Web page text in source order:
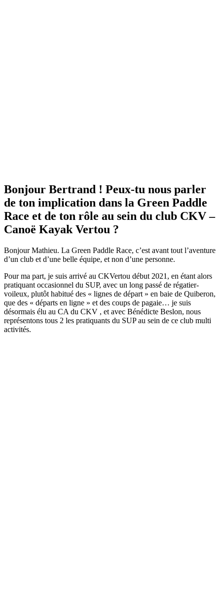
Bonjour Bertrand ! Peux-tu nous parler
de ton implication dans la Green Paddle
Race et de ton rôle au sein du club CKV –
Canoë Kayak Vertou ?
Bonjour Mathieu. La Green Paddle Race, c’est avant tout l’aventure
d’un club et d’une belle équipe, et non d’une personne.
Pour ma part, je suis arrivé au CKVertou début 2021, en étant alors
pratiquant occasionnel du SUP, avec un long passé de régatier-
voileux, plutôt habitué des « lignes de départ » en baie de Quiberon,
que des « départs en ligne » et des coups de pagaie… je suis
désormais élu au CA du CKV , et avec Bénédicte Beslon, nous
représentons tous 2 les pratiquants du SUP au sein de ce club multi
activités.